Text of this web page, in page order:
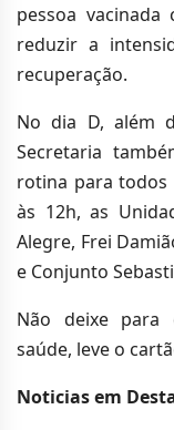
pessoa
reduzir a
recuperação.
No dia D, além
Secretaria
rotina para todos
às 12h, as
Alegre, Frei
e Conjunto
Não deixe para
saúde, leve o
Noticias em